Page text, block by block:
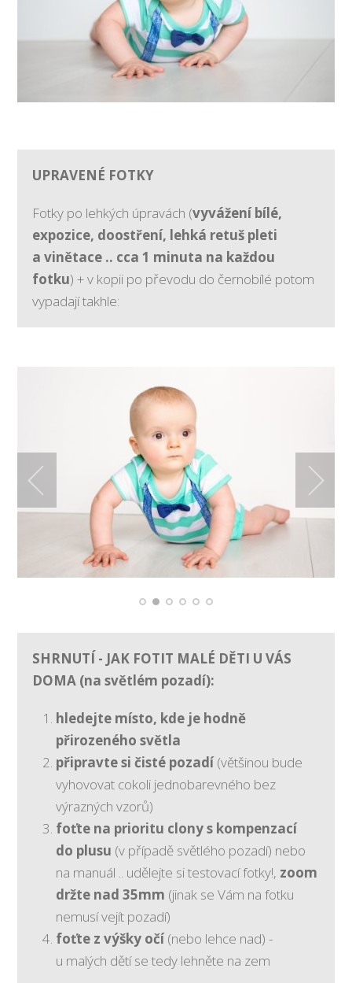
UPRAVENÉ FOTKY
Fotky po lehkých úpravách (vyvážení bílé,
expozice, doostření, lehká retuš pleti
a vinětace .. cca 1 minuta na každou
fotku) + v kopii po převodu do černobílé potom
vypadají takhle:
SHRNUTÍ - JAK FOTIT MALÉ DĚTI U VÁS
DOMA (na světlém pozadí):
hledejte místo, kde je hodně
přirozeného světla
připravte si čisté pozadí(většinou bude
vyhovovat cokoli jednobarevného bez
výrazných vzorů)
foťte na prioritu clony s kompenzací
do plusu (v případě světlého pozadí) nebo
na manuál .. udělejte si testovací fotky!, zoom
držte nad 35mm (jinak se Vám na fotku
nemusí vejít pozadí)
foťte z výšky očí(nebo lehce nad) -
u malých dětí se tedy lehněte na zem